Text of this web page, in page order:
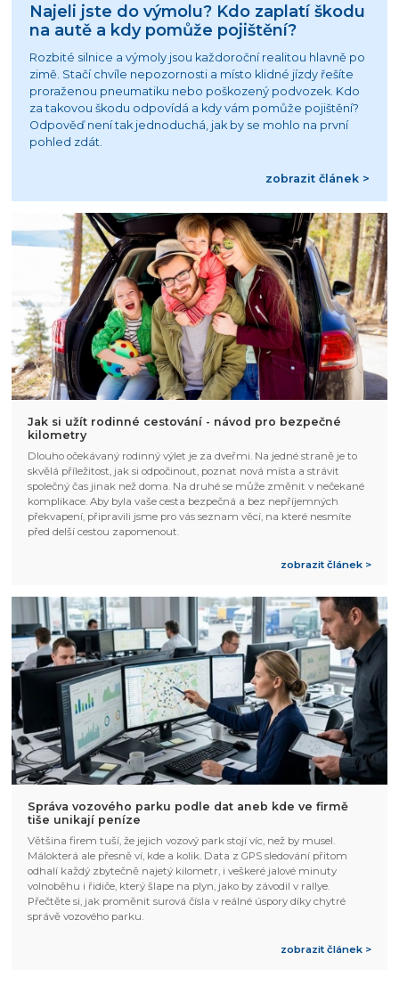
Najeli jste do výmolu? Kdo zaplatí škodu
na autě a kdy pomůže pojištění?
Rozbité silnice a výmoly jsou každoroční realitou hlavně po
zimě. Stačí chvíle nepozornosti a místo klidné jízdy řešíte
proraženou pneumatiku nebo poškozený podvozek. Kdo
za takovou škodu odpovídá a kdy vám pomůže pojištění?
Odpověď není tak jednoduchá, jak by se mohlo na první
pohled zdát.
zobrazit článek >
Jak si užít rodinné cestování - návod pro bezpečné
kilometry
Dlouho očekávaný rodinný výlet je za dveřmi. Na jedné straně je to
skvělá příležitost, jak si odpočinout, poznat nová místa a strávit
společný čas jinak než doma. Na druhé se může změnit v nečekané
komplikace. Aby byla vaše cesta bezpečná a bez nepříjemných
překvapení, připravili jsme pro vás seznam věcí, na které nesmíte
před delší cestou zapomenout.
zobrazit článek >
Správa vozového parku podle dat aneb kde ve firmě
tiše unikají peníze
Většina firem tuší, že jejich vozový park stojí víc, než by musel.
Málokterá ale přesně ví, kde a kolik. Data z GPS sledování přitom
odhalí každý zbytečně najetý kilometr, i veškeré jalové minuty
volnoběhu i řidiče, který šlape na plyn, jako by závodil v rallye.
Přečtěte si, jak proměnit surová čísla v reálné úspory díky chytré
správě vozového parku.
zobrazit článek >